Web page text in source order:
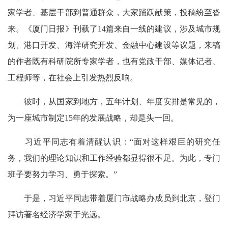
家学者、基层干部到普通群众，大家踊跃献策，投稿纷至沓
来。《厦门日报》刊载了14篇来自一线的建议，涉及城市规
划、港口开发、海洋研究开发、金融中心建设等议题，来稿
的作者既有科研院所专家学者，也有党政干部、媒体记者、
工程师等，在社会上引发热烈反响。
彼时，从国家到地方，五年计划、年度安排是常见的，
为一座城市制定15年的发展战略，却是头一回。
习近平同志有着清醒认识：“面对这样艰巨的研究任
务，我们的理论知识和工作经验都显得很不足。为此，专门
班子要努力学习、勇于探索。”
于是，习近平同志带着厦门市战略办成员到北京，登门
拜访著名经济学家于光远。